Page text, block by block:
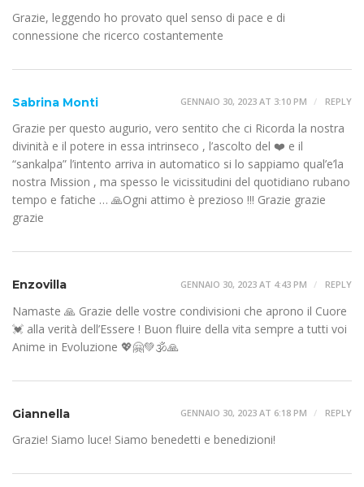
Grazie, leggendo ho provato quel senso di pace e di
connessione che ricerco costantemente
Sabrina Monti GENNAIO 30, 2023 AT 3:10 PM REPLY
Grazie per questo augurio, vero sentito che ci Ricorda la nostra
divinità e il potere in essa intrinseco , l’ascolto del ❤️ e il
“sankalpa” l’intento arriva in automatico si lo sappiamo qual’e’la
nostra Mission , ma spesso le vicissitudini del quotidiano rubano
tempo e fatiche … 🙏Ogni attimo è prezioso !!! Grazie grazie
grazie
Enzovilla GENNAIO 30, 2023 AT 4:43 PM REPLY
Namaste 🙏 Grazie delle vostre condivisioni che aprono il Cuore
💓 alla verità dell’Essere ! Buon fluire della vita sempre a tutti voi
Anime in Evoluzione 💖🤗💚🕉🙏
Giannella GENNAIO 30, 2023 AT 6:18 PM REPLY
Grazie! Siamo luce! Siamo benedetti e benedizioni!